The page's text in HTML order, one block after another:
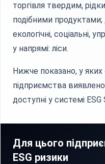
торгівля твердим,
подібними
екологічні, соціальні,
у напрямі: ліси.
Нижче показано, у
підприємства
доступні у системі
Для цього
ESG ризики